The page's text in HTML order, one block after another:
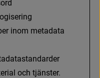
ord
ogisering
er inom metadata
adatastandarder
erial och tjänster.